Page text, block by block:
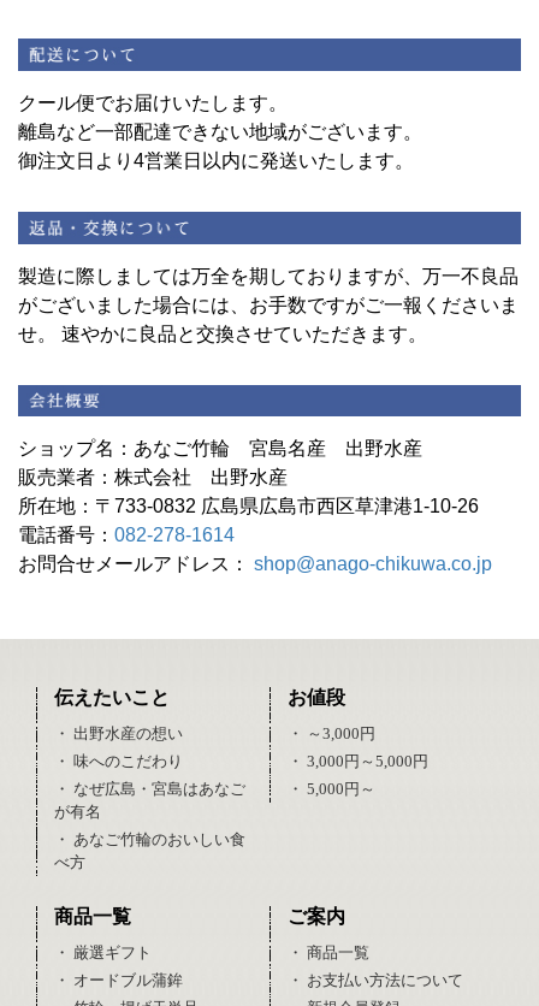
クール便でお届けいたします。
離島など一部配達できない地域がございます。
御注文日より4営業日以内に発送いたします。
製造に際しましては万全を期しておりますが、万一不良品
がございました場合には、お手数ですがご一報くださいま
せ。 速やかに良品と交換させていただきます。
ショップ名：あなご竹輪 宮島名産 出野水産
販売業者：株式会社 出野水産
所在地：〒733-0832 広島県広島市西区草津港1-10-26
電話番号： 082-278-1614
お問合せメールアドレス： shop@anago-chikuwa.co.jp
伝えたいこと
・ 出野水産の想い
・ 味へのこだわり
・ なぜ広島・宮島はあなご
が有名
・ あなご竹輪のおいしい食
べ方
お値段
・ ～3,000円
・ 3,000円～5,000円
・ 5,000円～
商品一覧
・ 厳選ギフト
・ オードブル蒲鉾
ご案内
・ 商品一覧
・ お支払い方法について